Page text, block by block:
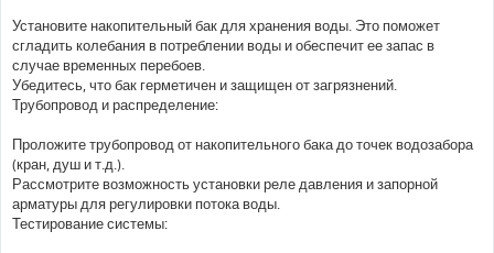
Установите накопительный бак для хранения воды. Это поможет
сгладить колебания в потреблении воды и обеспечит ее запас в
случае временных перебоев.
Убедитесь, что бак герметичен и защищен от загрязнений.
Трубопровод и распределение:
Проложите трубопровод от накопительного бака до точек водозабора
(кран, душ и т.д.).
Рассмотрите возможность установки реле давления и запорной
арматуры для регулировки потока воды.
Тестирование системы: